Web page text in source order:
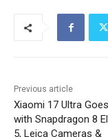
Previous article
Xiaomi 17 Ultra
with Snapdragon 8
5, Leica Cameras &